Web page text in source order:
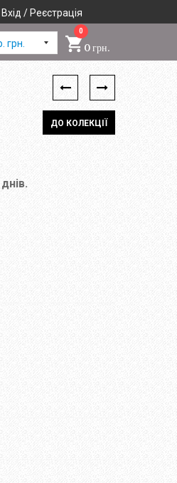
Вхід / Реєстрація
грн.
0
0 грн.
ДО КОЛЕКЦІЇ